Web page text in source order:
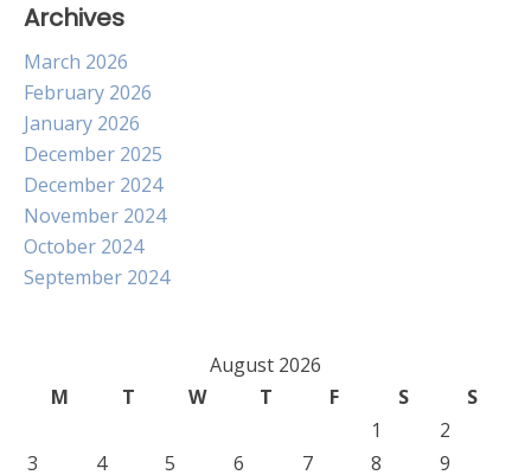
Archives
March 2026
February 2026
January 2026
December 2025
December 2024
November 2024
October 2024
September 2024
August 2026
M
T W T F S
S
1
2
3
4 5 6 7 8 9